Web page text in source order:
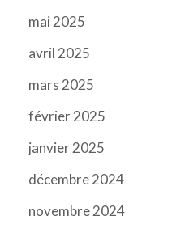
mai 2025
avril 2025
mars 2025
février 2025
janvier 2025
décembre 2024
novembre 2024